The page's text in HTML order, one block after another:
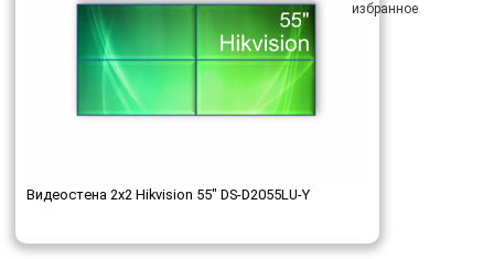
Видеостена 2x2 Hikvision 55" DS-D2055LU-Y